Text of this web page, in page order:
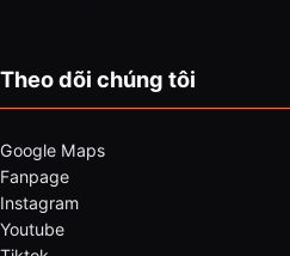
Theo dõi chúng tôi
Google Maps
Fanpage
Instagram
Youtube